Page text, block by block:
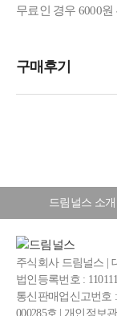
무료인 경우 6000원
드림널스 소개
주식회사 드림널스 |
법인등록번호 :
통신판매업신고번호
000285호 | 개인정보